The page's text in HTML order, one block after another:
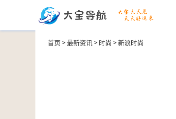
首页>最新资讯> 时尚 >新浪时尚